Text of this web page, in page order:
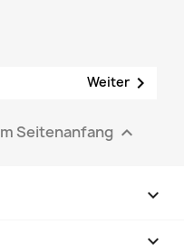
Weiter 
Seitenanfang 

